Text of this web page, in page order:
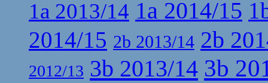
1a 2013/14 1a 2014/15
2014/15 2b 2013/14 2b
2012/13 3b 2013/14 3b